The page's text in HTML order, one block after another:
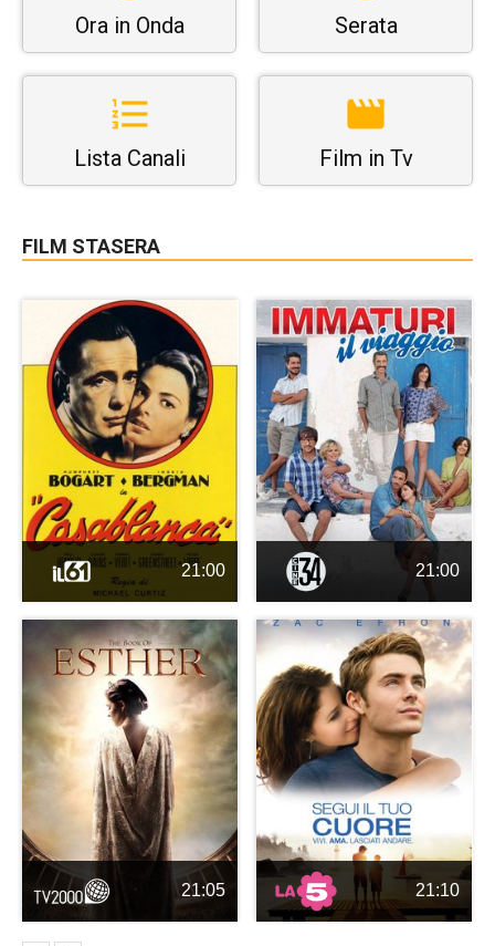
Ora in Onda Serata
Lista Canali Film in Tv
FILM STASERA
21:00 21:00
21:05 21:10